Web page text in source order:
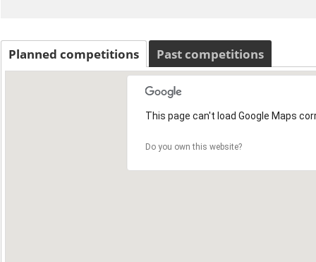
Planned competitions Past competitions
This page can't load Google Maps
Do you own this website?